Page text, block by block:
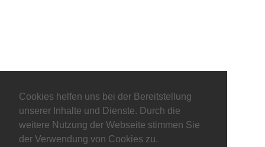
Cookies helfen uns bei der Bereitstellung
unserer Inhalte und Dienste. Durch die
weitere Nutzung der Webseite stimmen Sie
der Verwendung von Cookies zu.